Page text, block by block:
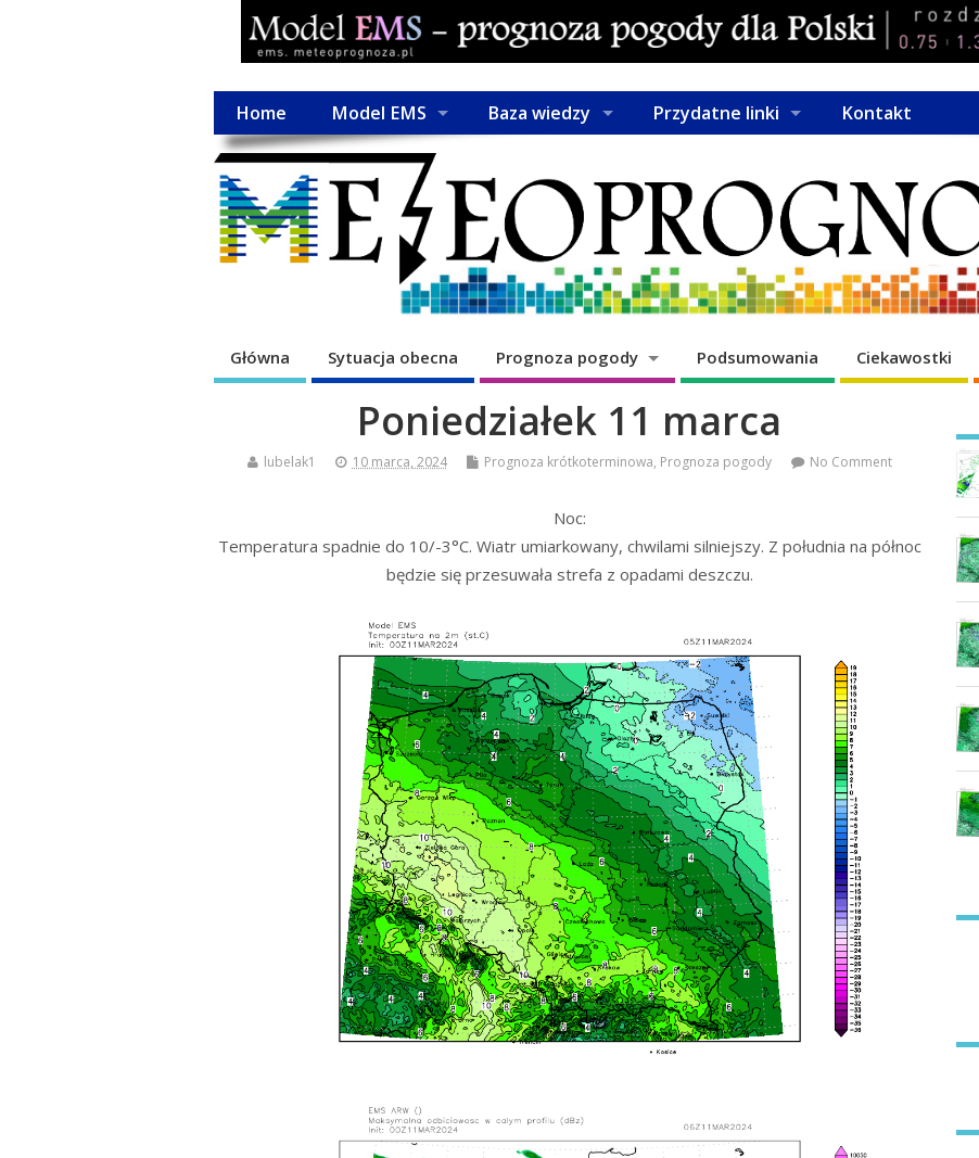
Home Model EMS Baza wiedzy Przydatne linki Kontakt
Główna Sytuacja obecna Prognoza pogody Podsumowania Ciekawostki
Poniedziałek 11 marca
lubelak1 10 marca, 2024 Prognoza krótkoterminowa, Prognoza pogody No Comment
Noc:
Temperatura spadnie do 10/-3°C. Wiatr umiarkowany, chwilami silniejszy. Z południa na północ
będzie się przesuwała strefa z opadami deszczu.